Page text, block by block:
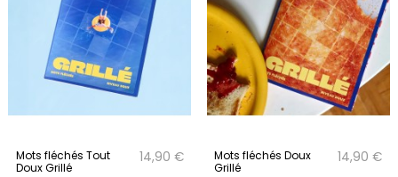
Mots fléchés Tout
Doux Grillé
14,90 €
Mots fléchés Doux
Grillé
14,90 €